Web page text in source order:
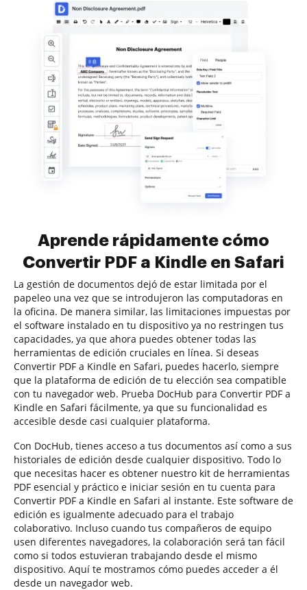
Aprende rápidamente cómo
Convertir PDF a Kindle en Safari
La gestión de documentos dejó de estar limitada por el
papeleo una vez que se introdujeron las computadoras en
la oficina. De manera similar, las limitaciones impuestas por
el software instalado en tu dispositivo ya no restringen tus
capacidades, ya que ahora puedes obtener todas las
herramientas de edición cruciales en línea. Si deseas
Convertir PDF a Kindle en Safari, puedes hacerlo, siempre
que la plataforma de edición de tu elección sea compatible
con tu navegador web. Prueba DocHub para Convertir PDF a
Kindle en Safari fácilmente, ya que su funcionalidad es
accesible desde casi cualquier plataforma.
Con DocHub, tienes acceso a tus documentos así como a sus
historiales de edición desde cualquier dispositivo. Todo lo
que necesitas hacer es obtener nuestro kit de herramientas
PDF esencial y práctico e iniciar sesión en tu cuenta para
Convertir PDF a Kindle en Safari al instante. Este software de
edición es igualmente adecuado para el trabajo
colaborativo. Incluso cuando tus compañeros de equipo
usen diferentes navegadores, la colaboración será tan fácil
como si todos estuvieran trabajando desde el mismo
dispositivo. Aquí te mostramos cómo puedes acceder a él
desde un navegador web.